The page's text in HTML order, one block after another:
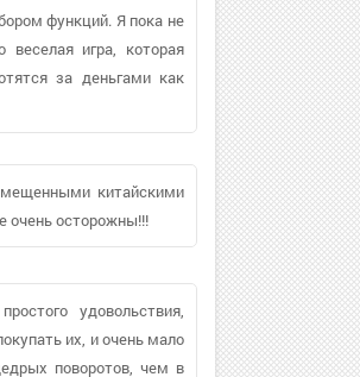
функций. Я пока не
игра, которая
за деньгами как
китайскими
очень осторожны!!!
удовольствия,
их, и очень мало
поворотов, чем в